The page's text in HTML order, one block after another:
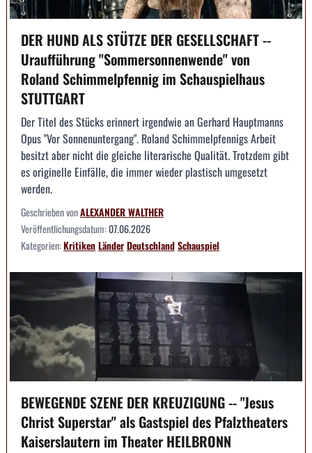
DER HUND ALS STÜTZE DER GESELLSCHAFT --
Uraufführung "Sommersonnenwende" von
Roland Schimmelpfennig im Schauspielhaus
STUTTGART
Der Titel des Stücks erinnert irgendwie an Gerhard Hauptmanns
Opus "Vor Sonnenuntergang". Roland Schimmelpfennigs Arbeit
besitzt aber nicht die gleiche literarische Qualität. Trotzdem gibt
es originelle Einfälle, die immer wieder plastisch umgesetzt
werden.
Geschrieben vonALEXANDER WALTHER
Veröffentlichungsdatum:07.06.2026
Kategorien:KritikenLänderDeutschlandSchauspiel
BEWEGENDE SZENE DER KREUZIGUNG -- "Jesus
Christ Superstar" als Gastspiel des Pfalztheaters
Kaiserslautern im Theater HEILBRONN